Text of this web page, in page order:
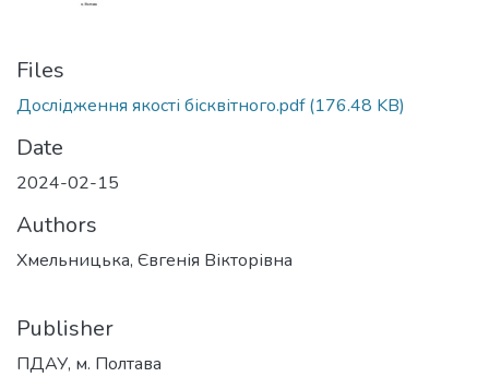
Files
Дослідження якості бісквітного.pdf(176.48 KB)
Date
2024-02-15
Authors
Хмельницька, Євгенія Вікторівна
Publisher
ПДАУ, м. Полтава